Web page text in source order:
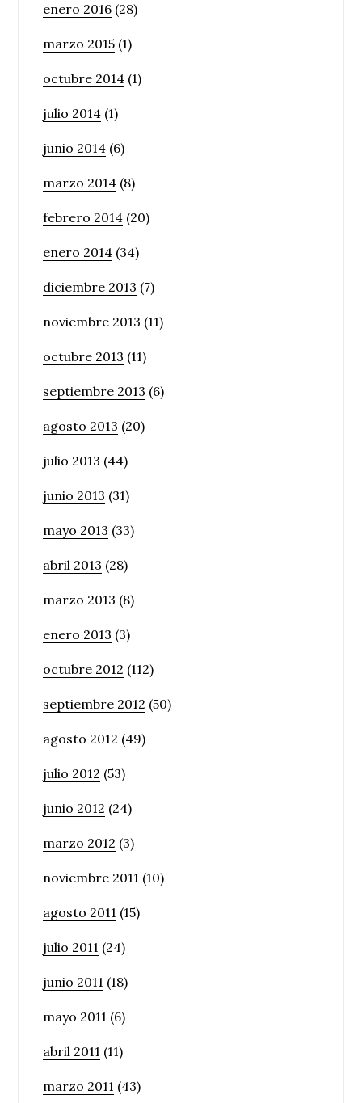
enero 2016 (28)
marzo 2015 (1)
octubre 2014 (1)
julio 2014 (1)
junio 2014 (6)
marzo 2014 (8)
febrero 2014 (20)
enero 2014 (34)
diciembre 2013 (7)
noviembre 2013 (11)
octubre 2013 (11)
septiembre 2013 (6)
agosto 2013 (20)
julio 2013 (44)
junio 2013 (31)
mayo 2013 (33)
abril 2013 (28)
marzo 2013 (8)
enero 2013 (3)
octubre 2012 (112)
septiembre 2012 (50)
agosto 2012 (49)
julio 2012 (53)
junio 2012 (24)
marzo 2012 (3)
noviembre 2011 (10)
agosto 2011 (15)
julio 2011 (24)
junio 2011 (18)
mayo 2011 (6)
abril 2011 (11)
marzo 2011 (43)